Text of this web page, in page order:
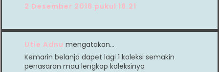
2 Desember 2018 pukul 18.21
Utie Adnu mengatakan…
Kemarin belanja dapet lagi 1 koleksi semakin
penasaran mau lengkap koleksinya